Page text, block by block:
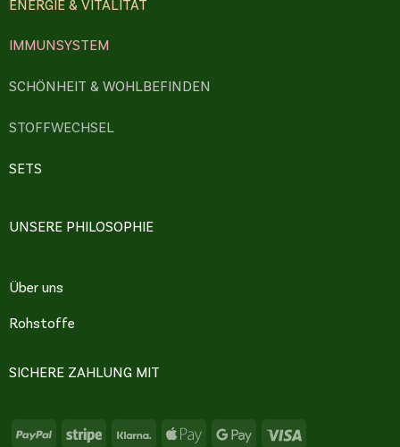
ENERGIE & VITALITÄT
IMMUNSYSTEM
SCHÖNHEIT & WOHLBEFINDEN
STOFFWECHSEL
SETS
UNSERE PHILOSOPHIE
Über uns
Rohstoffe
SICHERE ZAHLUNG MIT
PayPal Stripe Klarna
Apple
Google Visa